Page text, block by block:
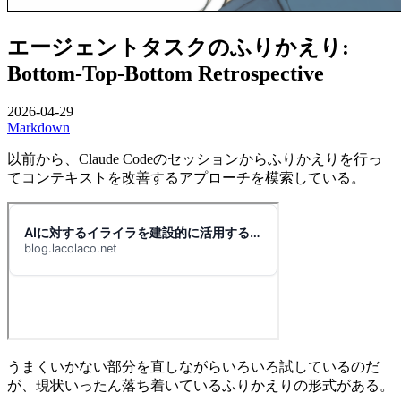
エージェントタスクのふりかえり:
Bottom-Top-Bottom Retrospective
2026-04-29
Markdown
以前から、Claude Codeのセッションからふりかえりを行っ
てコンテキストを改善するアプローチを模索している。
うまくいかない部分を直しながらいろいろ試しているのだ
が、現状いったん落ち着いているふりかえりの形式がある。